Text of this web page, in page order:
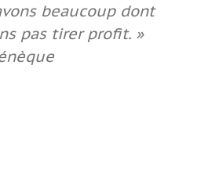
beaucoup dont
pas tirer profit. »